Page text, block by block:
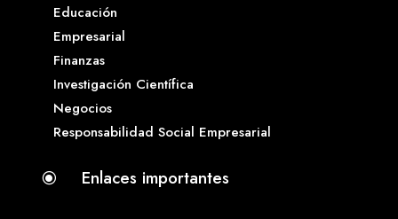
Educación
Empresarial
Finanzas
Investigación Científica
Negocios
Responsabilidad Social Empresarial
\ Enlaces importantes